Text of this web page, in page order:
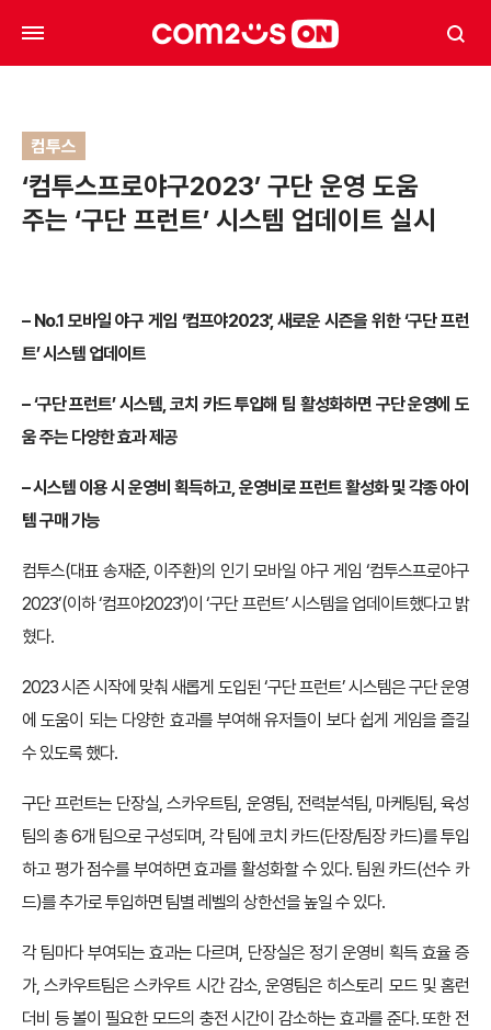
컴투스
‘컴투스프로야구2023’ 구단 운영 도움
주는 ‘구단 프런트’ 시스템 업데이트 실시
– No.1모바일 야구 게임 ‘컴프야2023’, 새로운 시즌을 위한 ‘구단 프런
트’ 시스템 업데이트
–‘구단 프런트’ 시스템, 코치 카드 투입해 팀 활성화하면 구단 운영에 도
움 주는 다양한 효과 제공
–시스템 이용 시 운영비 획득하고, 운영비로 프런트 활성화 및 각종 아이
템 구매 가능
컴투스(대표 송재준, 이주환)의 인기 모바일 야구 게임 ‘컴투스프로야구
2023’(이하 ‘컴프야2023′)이 ‘구단 프런트’ 시스템을 업데이트했다고 밝
혔다.
2023 시즌 시작에 맞춰 새롭게 도입된 ‘구단 프런트’ 시스템은 구단 운영
에 도움이 되는 다양한 효과를 부여해 유저들이 보다 쉽게 게임을 즐길
수 있도록 했다.
구단 프런트는 단장실, 스카우트팀, 운영팀, 전력분석팀, 마케팅팀, 육성
팀의 총 6개 팀으로 구성되며, 각 팀에 코치 카드(단장/팀장 카드)를 투입
하고 평가 점수를 부여하면 효과를 활성화할 수 있다. 팀원 카드(선수 카
드)를 추가로 투입하면 팀별 레벨의 상한선을 높일 수 있다.
각 팀마다 부여되는 효과는 다르며, 단장실은 정기 운영비 획득 효율 증
가, 스카우트팀은 스카우트 시간 감소, 운영팀은 히스토리 모드 및 홈런
더비 등 볼이 필요한 모드의 충전 시간이 감소하는 효과를 준다. 또한 전